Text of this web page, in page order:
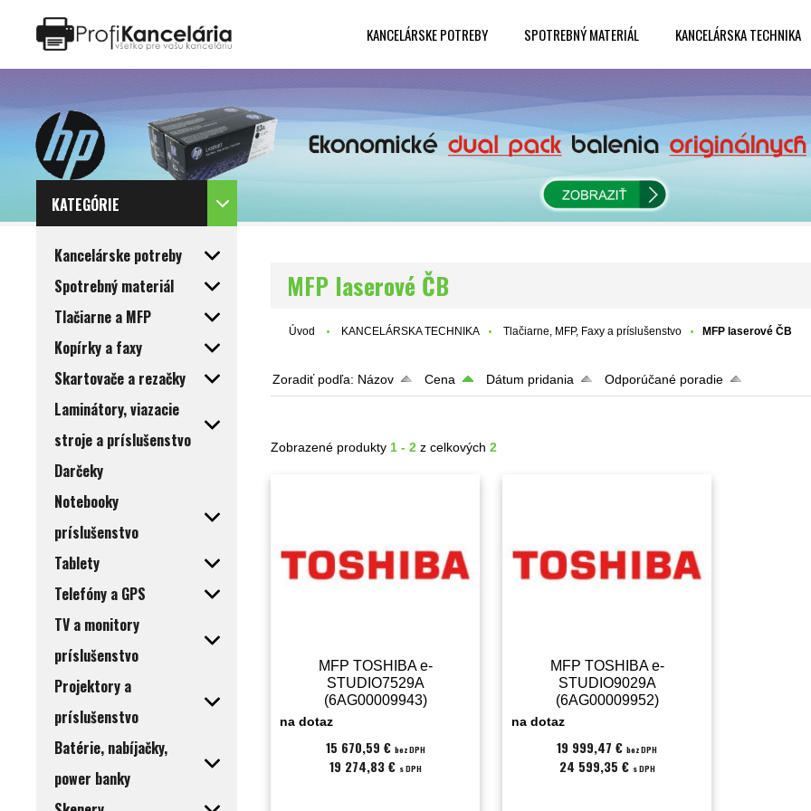
KANCELÁRSKE POTREBY SPOTREBNÝ MATERIÁL KANCELÁRSKA TECHNIKA
KATEGÓRIE
Kancelárske potreby
Spotrebný materiál
Tlačiarne a MFP
Kopírky a faxy
Skartovače a rezačky
Laminátory, viazacie
stroje a príslušenstvo
Darčeky
Notebooky
príslušenstvo
Tablety
Telefóny a GPS
TV a monitory
príslušenstvo
Projektory a
príslušenstvo
Batérie, nabíjačky,
power banky
MFP laserové ČB
Úvod KANCELÁRSKA TECHNIKA Tlačiarne, MFP, Faxy a príslušenstvo MFP laserové ČB
Zoradiť podľa: Názov Cena Dátum pridania Odporúčané poradie
Zobrazené produkty1 - 2 z celkových2
MFP TOSHIBA e-
STUDIO7529A
(6AG00009943)
na dotaz
15 670,59 € bez DPH
19 274,83 € s DPH
MFP TOSHIBA e-
STUDIO9029A
(6AG00009952)
na dotaz
19 999,47 €bez DPH
24 599,35 € s DPH